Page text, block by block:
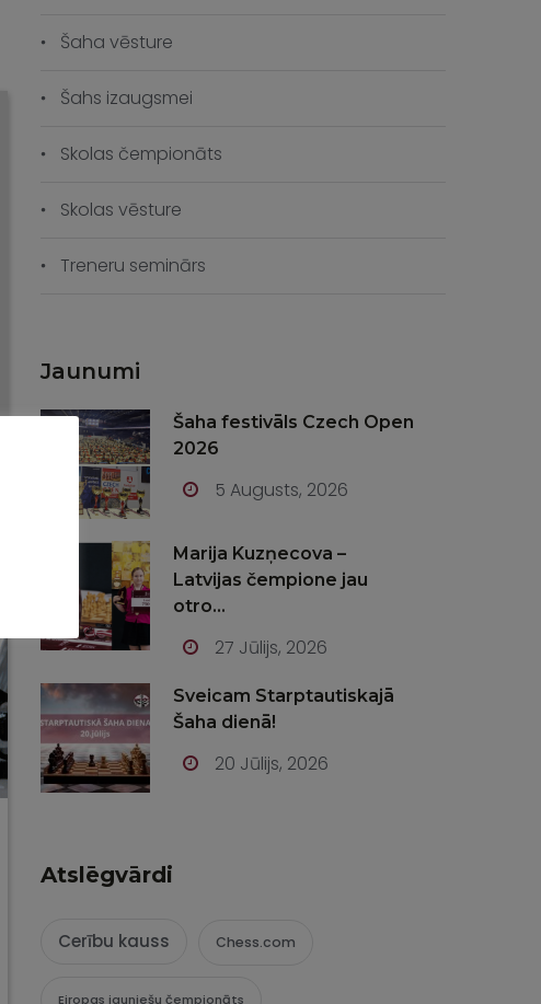
Šaha vēsture
Šahs izaugsmei
Skolas čempionāts
Skolas vēsture
Treneru seminārs
Jaunumi
Šaha festivāls Czech Open
2026
5 Augusts, 2026
Marija Kuzņecova –
Latvijas čempione jau
otro...
27 Jūlijs, 2026
Sveicam Starptautiskajā
Šaha dienā!
20 Jūlijs, 2026
Atslēgvārdi
Cerību kauss Chess.com
Eiropas jauniešu čempionāts